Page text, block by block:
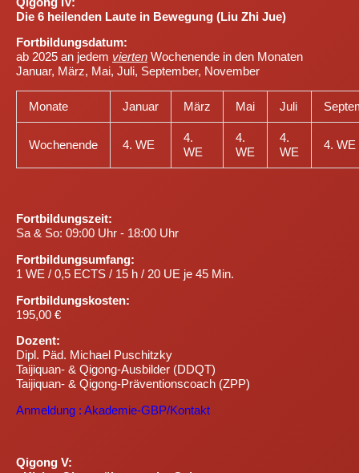
Die 6 heilenden Laute in Bewegung (Liu Zhi Jue)
Fortbildungsdatum:
ab 2025 an jedem vierten Wochenende in den Monaten
Januar, März, Mai, Juli, September, November
Monate Januar März Mai Juli
Wochenende 4. WE
4.
WE
4.
WE
4.
WE
4. WE
Fortbildungszeit:
Sa & So: 09:00 Uhr - 18:00 Uhr
Fortbildungsumfang:
1 WE / 0,5 ECTS / 15 h / 20 UE je 45 Min.
Fortbildungskosten:
195,00 €
Dozent:
Dipl. Päd. Michael Puschitzky
Taijiquan- & Qigong-Ausbilder (DDQT)
Taijiquan- & Qigong-Präventionscoach (ZPP)
Anmeldung : Akademie-GBP/Kontakt
Qigong V: